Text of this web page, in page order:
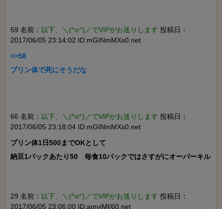
59 名前： 以下、＼(^o^)／でVIPがお送りします 投稿日：
2017/06/05 23:14:02 ID:mGINmMXs0.net
>>58
プリン体で死にそうだな
66 名前： 以下、＼(^o^)／でVIPがお送りします 投稿日：
2017/06/05 23:18:04 ID:mGINmMXs0.net
プリン体1日500までOKとして
納豆1パックあたり50　毎食10パックではさすがにオーバーキル
29 名前： 以下、＼(^o^)／でVIPがお送りします 投稿日：
2017/06/05 23:06:00 ID:amvjMl/60.net